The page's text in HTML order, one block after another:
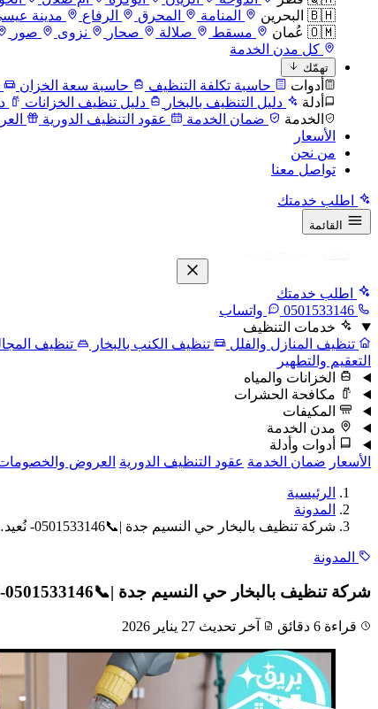
🇧🇭 البحرين
المنامة المحرق الرفاع مدينة
🇴🇲 عُمان
مسقط صلالة صحار نزوى صور
كل مدن الخدمة
تهمّك
أدوات حاسبة تكلفة التنظيف حاسبة سعة الخزان
أدلة
دليل التنظيف بالبخار دليل تنظيف الخزانات
الخدمة
ضمان الخدمة عقود التنظيف الدورية
الأسعار
من نحن
تواصل معنا
اطلب خدمتك
القائمة
اطلب خدمتك
0501533146
واتساب
خدمات التنظيف
تنظيف المنازل والفلل
تنظيف الكنب بالبخار تنظيف
التعقيم والتطهير
الخزانات والمياه
مكافحة الحشرات
المكيفات
مدن الخدمة
أدوات وأدلة
الأسعار ضمان الخدمة عقود التنظيف الدورية العروض
الرئيسية
المدونة
شركة تنظيف بالبخار حي النسيم جدة |📞0501533146- نُعيد…
المدونة
شركة تنظيف بالبخار حي النسيم جدة |📞0501533146- نُعيد نضارة كنبك
قراءة 6 دقائق آخر تحديث 27 يناير 2026